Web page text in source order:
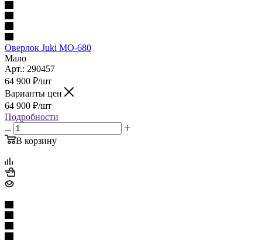
Оверлок Juki MO-680
Мало
Арт.: 290457
64 900 ₽/шт
Варианты цен
64 900 ₽/шт
Подробности
В корзину